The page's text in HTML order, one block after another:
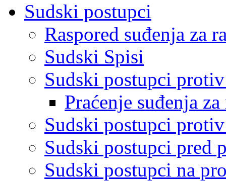
Sudski postupci
Raspored suđenja za
Sudski Spisi
Sudski postupci
Praćenje suđenja
Sudski postupci
Sudski postupci pred
Sudski postupci na